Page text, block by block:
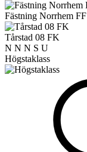
Fästning Norrhem FF
Tårstad 08 FK
N N N S U
Högstaklass